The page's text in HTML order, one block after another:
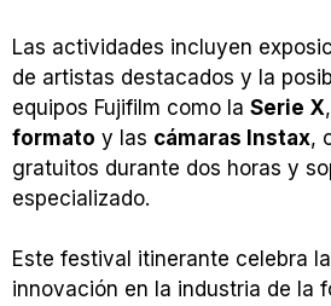
Las actividades incluyen
de artistas destacados y la
equipos Fujifilm como la Serie X
formato y las cámaras Instax,
gratuitos durante dos horas y
especializado.
Este festival itinerante celebra
innovación en la industria de la